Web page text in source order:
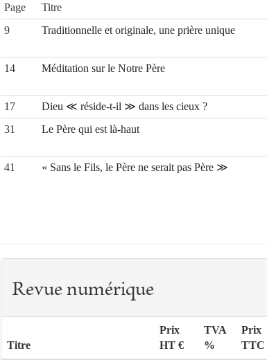
Page Titre
9
Traditionnelle et originale, une prière unique
14
Méditation sur le Notre Père
17
Dieu ≪ réside-t-il ≫ dans les cieux ?
31
Le Père qui est là-haut
41
« Sans le Fils, le Père ne serait pas Père ≫
98
Au-delà de la tristesse, l’action de grâces Yves-Marie
Yves-Marie Hilaire et le Nord
Revue numérique
Titre
Prix
HT €
TVA
%
Prix
TTC